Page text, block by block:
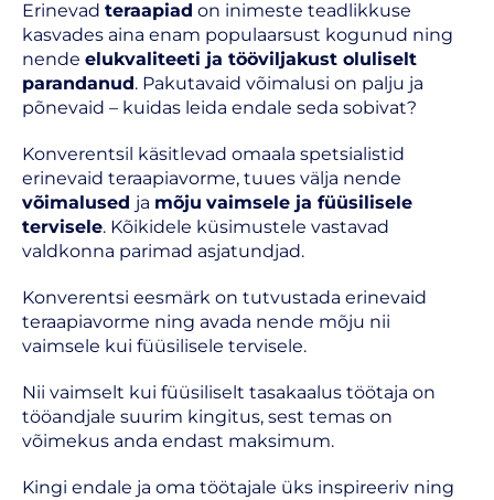
Erinevad teraapiad on inimeste teadlikkuse
kasvades aina enam populaarsust kogunud ning
nende elukvaliteeti ja tööviljakust oluliselt
parandanud. Pakutavaid võimalusi on palju ja
põnevaid – kuidas leida endale seda sobivat?
Konverentsil käsitlevad omaala spetsialistid
erinevaid teraapiavorme, tuues välja nende
võimalused ja mõju vaimsele ja füüsilisele
tervisele. Kõikidele küsimustele vastavad
valdkonna parimad asjatundjad.
Konverentsi eesmärk on tutvustada erinevaid
teraapiavorme ning avada nende mõju nii
vaimsele kui füüsilisele tervisele.
Nii vaimselt kui füüsiliselt tasakaalus töötaja on
tööandjale suurim kingitus, sest temas on
võimekus anda endast maksimum.
Kingi endale ja oma töötajale üks inspireeriv ning